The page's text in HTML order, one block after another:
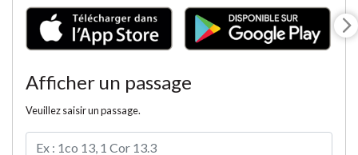
Afficher un passage
Veuillez saisir un passage.